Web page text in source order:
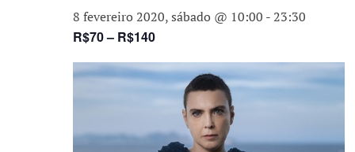
8 fevereiro 2020, sábado @ 10:00 -23:30
R$70 – R$140